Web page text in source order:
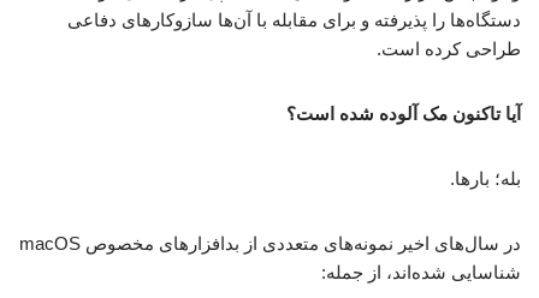
دستگاه‌ها را پذیرفته و برای مقابله با آن‌ها سازوکارهای دفاعی
طراحی کرده است.
آیا تاکنون مک آلوده شده است؟
بله؛ بارها.
در سال‌های اخیر نمونه‌های متعددی از بدافزارهای مخصوص macOS
شناسایی شده‌اند، از جمله: